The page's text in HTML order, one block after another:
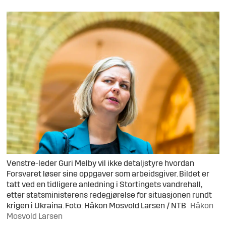
Venstre-leder Guri Melby vil ikke detaljstyre hvordan
Forsvaret løser sine oppgaver som arbeidsgiver. Bildet er
tatt ved en tidligere anledning i Stortingets vandrehall,
etter statsministerens redegjørelse for situasjonen rundt
krigen i Ukraina. Foto: Håkon Mosvold Larsen / NTB
Håkon
Mosvold Larsen